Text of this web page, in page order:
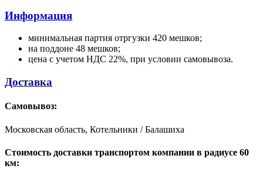
Информация
минимальная партия отргузки 420 мешков;
на поддоне 48 мешков;
цена с учетом НДС 22%, при условии самовывоза.
Доставка
Самовывоз:
Московская область, Котельники / Балашиха
Стоимость доставки транспортом компании в радиусе 60
км: